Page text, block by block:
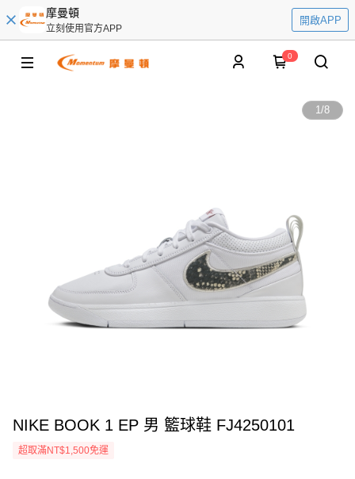
摩曼頓
立刻使用官方APP
開啟APP
0
1/8
NIKE BOOK 1 EP 男 籃球鞋 FJ4250101
超取滿NT$1,500免運